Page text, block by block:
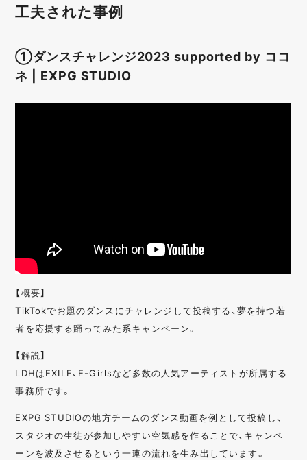
工夫された事例
①ダンスチャレンジ2023 supported by ココ
ネ | EXPG STUDIO
【概要】
TikTokでお題のダンスにチャレンジして投稿する、夢を持つ若
者を応援する踊ってみた系キャンペーン。
【解説】
LDHはEXILE、E-Girlsなど多数の人気アーティストが所属する
事務所です。
EXPG STUDIOの地方チームのダンス動画を例として投稿し、
スタジオの生徒が参加しやすい空気感を作ることで、キャンペ
ーンを波及させるという一連の流れを生み出しています。